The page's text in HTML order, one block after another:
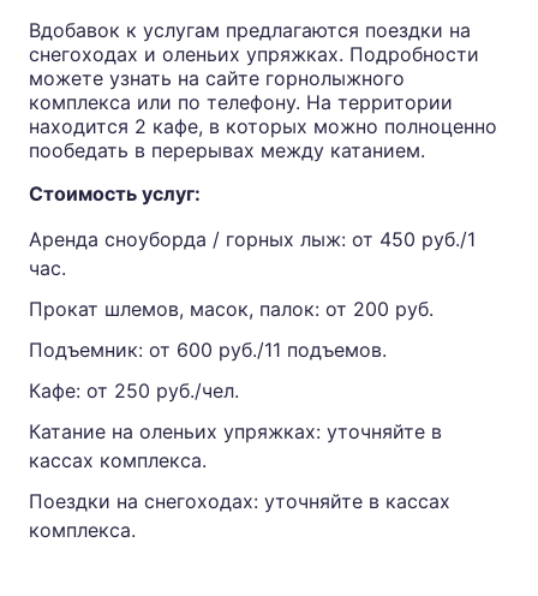
Вдобавок к услугам предлагаются поездки на
снегоходах и оленьих упряжках. Подробности
можете узнать на сайте горнолыжного
комплекса или по телефону. На территории
находится 2 кафе, в которых можно полноценно
пообедать в перерывах между катанием.
Стоимость услуг:
Аренда сноуборда / горных лыж: от 450 руб./1
час.
Прокат шлемов, масок, палок: от 200 руб.
Подъемник: от 600 руб./11 подъемов.
Кафе: от 250 руб./чел.
Катание на оленьих упряжках: уточняйте в
кассах комплекса.
Поездки на снегоходах: уточняйте в кассах
комплекса.